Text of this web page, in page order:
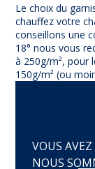
Le choix du
chauffez votre
conseillons une
18° nous vous
à 250g/m², pour
150g/m² (ou
VOUS
NOUS